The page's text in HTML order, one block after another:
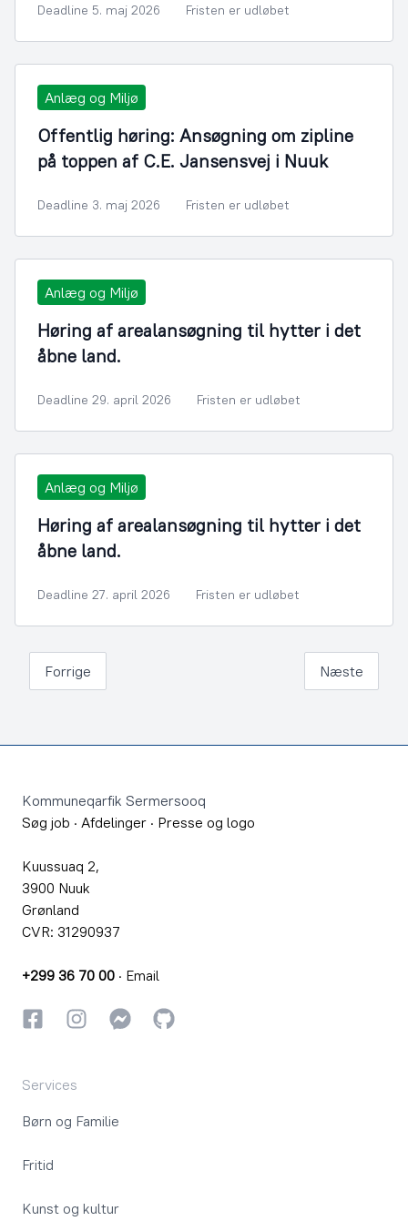
Deadline 5. maj 2026 Fristen er udløbet
Anlæg og Miljø
Offentlig høring: Ansøgning om zipline
på toppen af C.E. Jansensvej i Nuuk
Deadline 3. maj 2026 Fristen er udløbet
Anlæg og Miljø
Høring af arealansøgning til hytter i det
åbne land.
Deadline 29. april 2026 Fristen er udløbet
Anlæg og Miljø
Høring af arealansøgning til hytter i det
åbne land.
Deadline 27. april 2026 Fristen er udløbet
Forrige Næste
Kommuneqarfik Sermersooq
Søg job · Afdelinger · Presse og logo
Kuussuaq 2,
3900 Nuuk
Grønland
CVR: 31290937
+299 36 70 00 · Email
FacebookInstagramInstagram
GitHub
Services
Børn og Familie
Fritid
Kunst og kultur